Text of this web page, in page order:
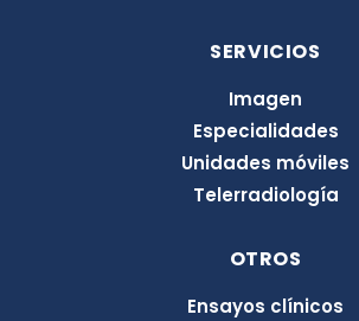
SERVICIOS
Imagen
Especialidades
Unidades móviles
Telerradiología
OTROS
Ensayos clínicos